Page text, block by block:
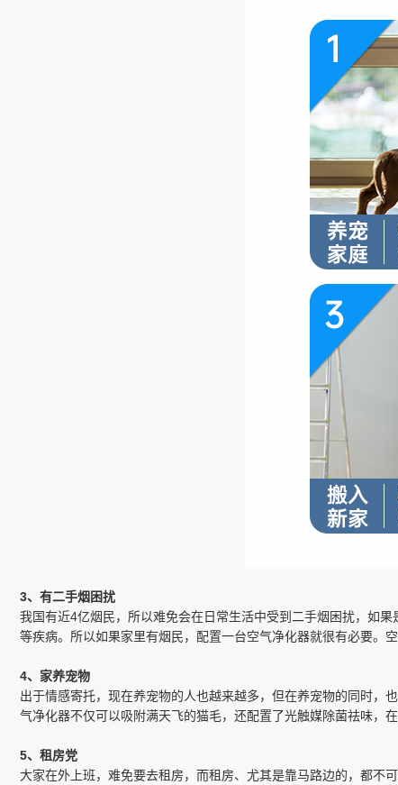
3、有二手烟困扰
我国有近4亿烟民，所以难免会在日常生活中受到二手烟困扰，如
等疾病。所以如果家里有烟民，配置一台空气净化器就很有必要。
4、家养宠物
出于情感寄托，现在养宠物的人也越来越多，但在养宠物的同时，
气净化器不仅可以吸附满天飞的猫毛，还配置了光触媒除菌祛味，
5、租房党
大家在外上班，难免要去租房，而租房、尤其是靠马路边的，都不